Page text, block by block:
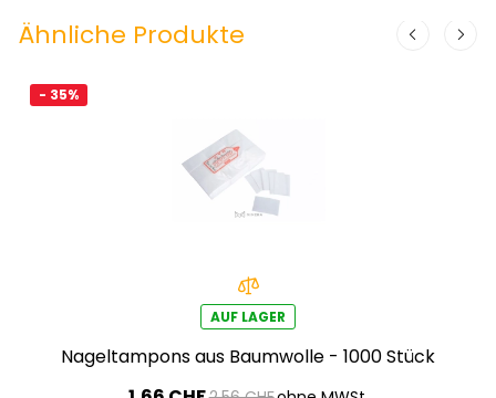
Ähnliche Produkte
- 35%
AUF LAGER
Nageltampons aus Baumwolle - 1000 Stück